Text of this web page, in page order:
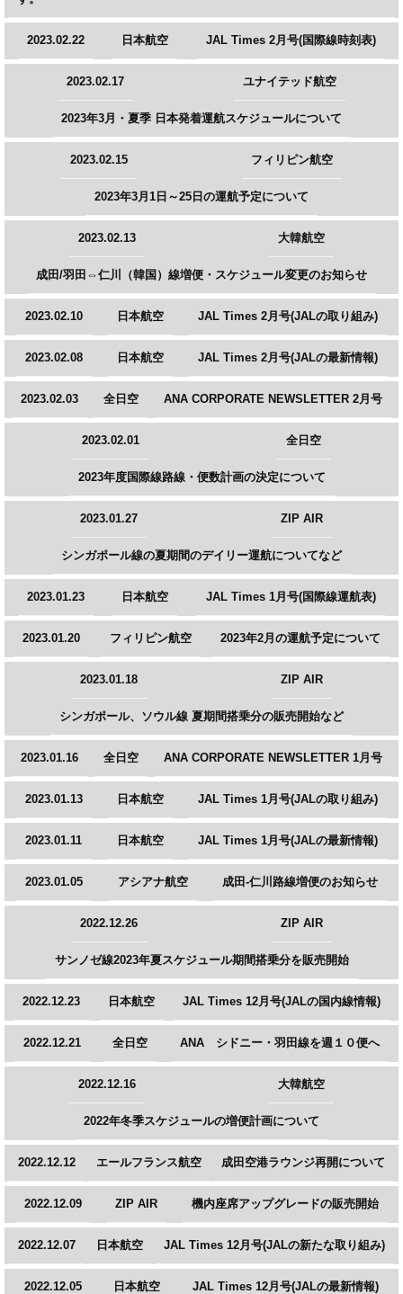
2023.02.22 日本航空 JAL Times 2月号(国際線時刻表)
2023.02.17 ユナイテッド航空
2023年3月・夏季 日本発着運航スケジュールについて
2023.02.15 フィリピン航空
2023年3月1日～25日の運航予定について
2023.02.13 大韓航空
成田/羽田⇔仁川（韓国）線増便・スケジュール変更のお知らせ
2023.02.10 日本航空 JAL Times 2月号(JALの取り組み)
2023.02.08 日本航空 JAL Times 2月号(JALの最新情報)
2023.02.03 全日空 ANA CORPORATE NEWSLETTER 2月号
2023.02.01 全日空
2023年度国際線路線・便数計画の決定について
2023.01.27 ZIP AIR
シンガポール線の夏期間のデイリー運航についてなど
2023.01.23 日本航空 JAL Times 1月号(国際線運航表)
2023.01.20 フィリピン航空 2023年2月の運航予定について
2023.01.18 ZIP AIR
シンガポール、ソウル線 夏期間搭乗分の販売開始など
2023.01.16 全日空 ANA CORPORATE NEWSLETTER 1月号
2023.01.13 日本航空 JAL Times 1月号(JALの取り組み)
2023.01.11 日本航空 JAL Times 1月号(JALの最新情報)
2023.01.05 アシアナ航空 成田-仁川路線増便のお知らせ
2022.12.26 ZIP AIR
サンノゼ線2023年夏スケジュール期間搭乗分を販売開始
2022.12.23 日本航空 JAL Times 12月号(JALの国内線情報)
2022.12.21 全日空 ANA シドニー・羽田線を週１０便へ
2022.12.16 大韓航空
2022年冬季スケジュールの増便計画について
2022.12.12 エールフランス航空 成田空港ラウンジ再開について
2022.12.09 ZIP AIR 機内座席アップグレードの販売開始
2022.12.07 日本航空 JAL Times 12月号(JALの新たな取り組み)
2022.12.05 日本航空 JAL Times 12月号(JALの最新情報)